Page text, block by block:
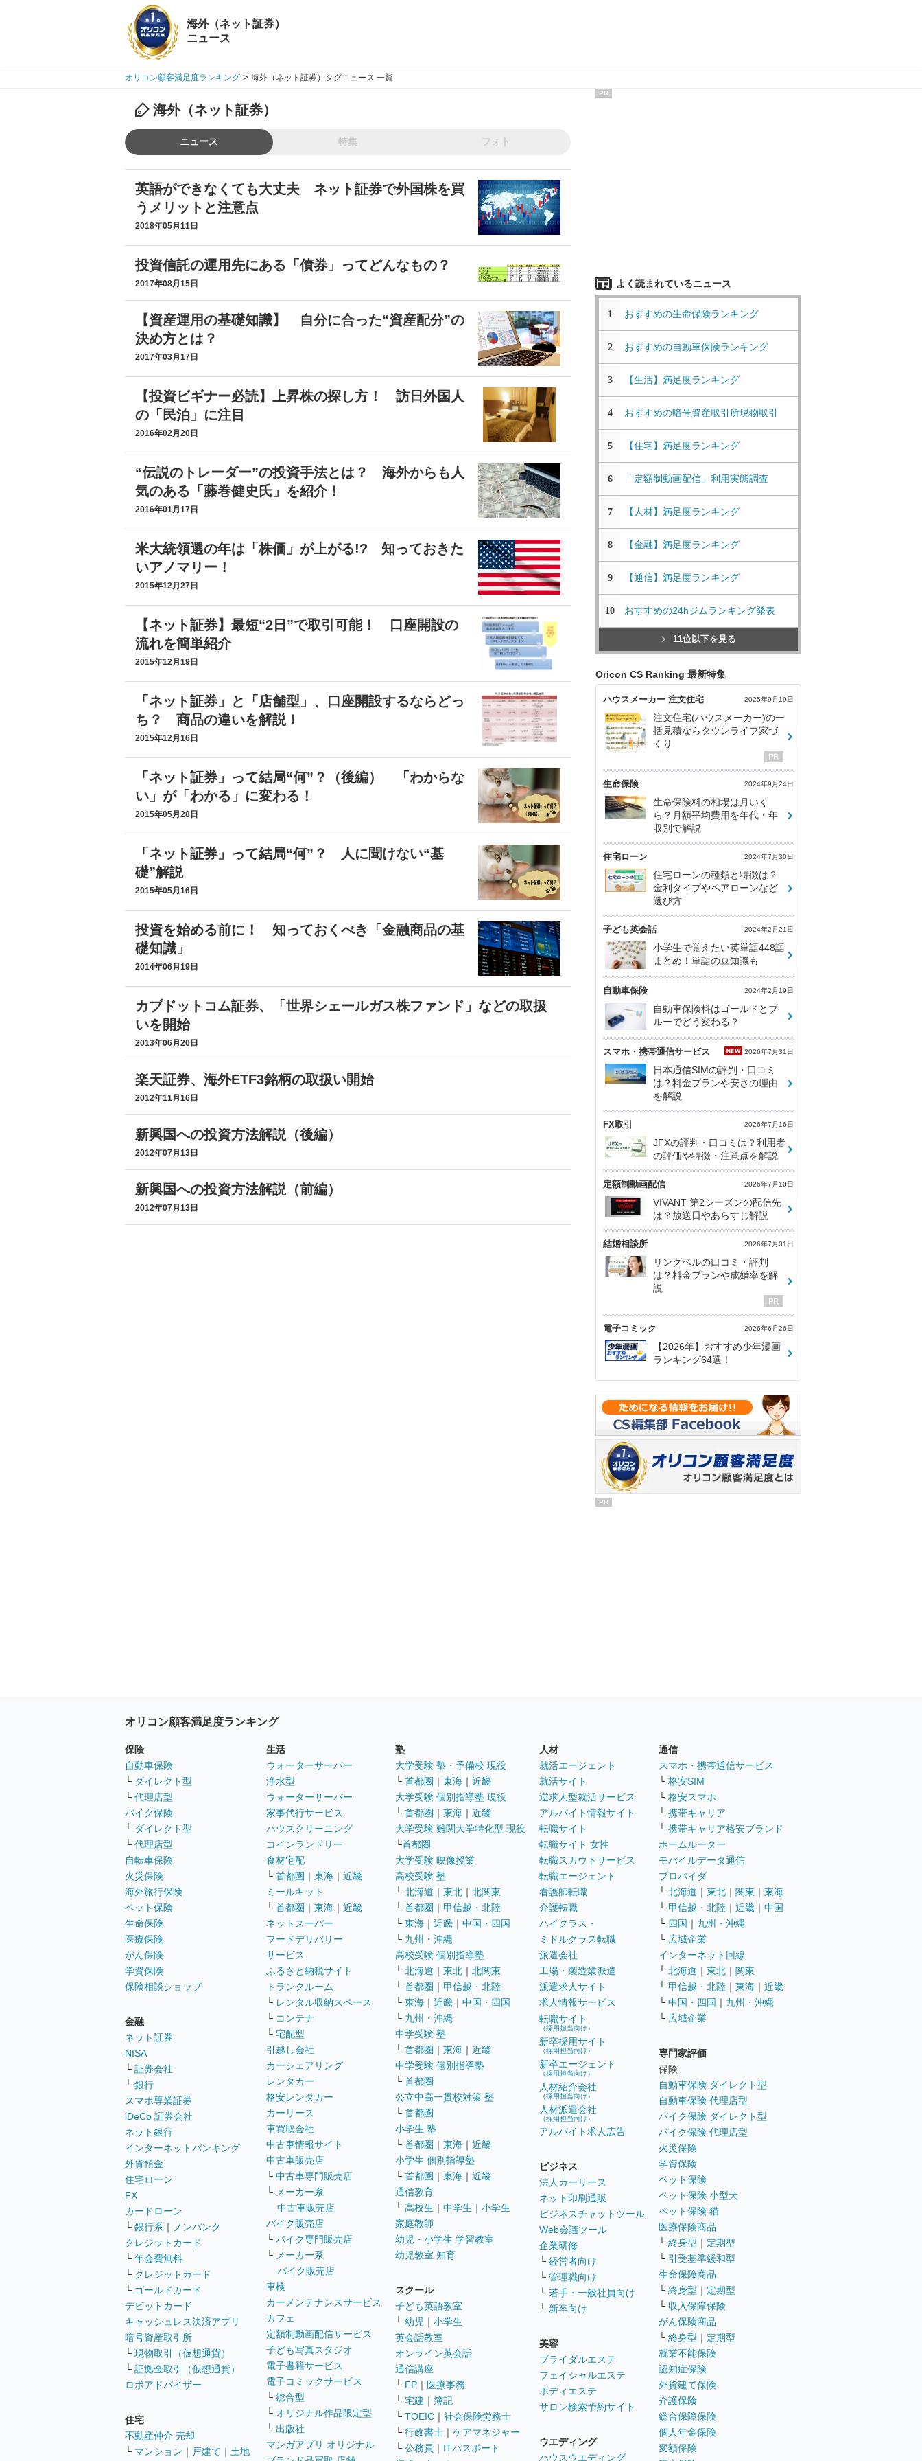
海外（ネット証券）
ニュース
オリコン顧客満足度ランキング > 海外（ネット証券）タグニュース 一覧
海外（ネット証券）
ニュース 特集 フォト
英語ができなくても大丈夫 ネット証券で外国株を買
うメリットと注意点
2018年05月11日
投資信託の運用先にある「債券」ってどんなもの？
2017年08月15日
【資産運用の基礎知識】 自分に合った“資産配分”の
決め方とは？
2017年03月17日
【投資ビギナー必読】上昇株の探し方！ 訪日外国人
の「民泊」に注目
2016年02月20日
“伝説のトレーダー”の投資手法とは？ 海外からも人
気のある「藤巻健史氏」を紹介！
2016年01月17日
米大統領選の年は「株価」が上がる!? 知っておきた
いアノマリー！
2015年12月27日
【ネット証券】最短“2日”で取引可能！ 口座開設の
流れを簡単紹介
2015年12月19日
「ネット証券」と「店舗型」、口座開設するならどっ
ち？ 商品の違いを解説！
2015年12月16日
「ネット証券」って結局“何”？（後編） 「わからな
い」が「わかる」に変わる！
2015年05月28日
「ネット証券」って結局“何”？ 人に聞けない“基
礎”解説
2015年05月16日
投資を始める前に！ 知っておくべき「金融商品の基
礎知識」
2014年06月19日
カブドットコム証券、「世界シェールガス株ファンド」などの取扱
いを開始
2013年06月20日
楽天証券、海外ETF3銘柄の取扱い開始
2012年11月16日
新興国への投資方法解説（後編）
2012年07月13日
新興国への投資方法解説（前編）
2012年07月13日
PR
よく読まれているニュース
1 おすすめの生命保険ランキング
2 おすすめの自動車保険ランキング
3 【生活】満足度ランキング
4 おすすめの暗号資産取引所現物取引
5 【住宅】満足度ランキング
6 「定額制動画配信」利用実態調査
7 【人材】満足度ランキング
8 【金融】満足度ランキング
9 【通信】満足度ランキング
10 おすすめの24hジムランキング発表
11位以下を見る
Oricon CS Ranking 最新特集
ハウスメーカー 注文住宅 2025年9月19日
注文住宅(ハウスメーカー)の一
括見積ならタウンライフ家づ
くり
生命保険 2024年9月24日
生命保険料の相場は月いく
ら？月額平均費用を年代・年
収別で解説
住宅ローン 2024年7月30日
住宅ローンの種類と特徴は？
金利タイプやペアローンなど
選び方
子ども英会話 2024年2月21日
小学生で覚えたい英単語448語
まとめ！単語の豆知識も
自動車保険 2024年2月19日
自動車保険料はゴールドとブ
ルーでどう変わる？
スマホ・携帯通信サービス 2026年7月31日
日本通信SIMの評判・口コミ
は？料金プランや安さの理由
を解説
FX取引 2026年7月16日
JFXの評判・口コミは？利用者
の評価や特徴・注意点を解説
定額制動画配信 2026年7月10日
VIVANT 第2シーズンの配信先
は？放送日やあらすじ解説
結婚相談所 2026年7月01日
リングベルの口コミ・評判
は？料金プランや成婚率を解
説
電子コミック 2026年6月26日
【2026年】おすすめ少年漫画
ランキング64選！
PR
オリコン顧客満足度ランキング
保険
自動車保険
└ ダイレクト型
└ 代理店型
バイク保険
└ ダイレクト型
└ 代理店型
自転車保険
火災保険
海外旅行保険
ペット保険
生命保険
医療保険
がん保険
学資保険
保険相談ショップ
金融
ネット証券
NISA
└ 証券会社
└ 銀行
スマホ専業証券
iDeCo 証券会社
ネット銀行
インターネットバンキング
外貨預金
住宅ローン
FX
カードローン
└ 銀行系 ｜
ノンバンク
クレジットカード
└ 年会費無料
└ クレジットカード
└ ゴールドカード
デビットカード
キャッシュレス決済アプリ
暗号資産取引所
└ 現物取引（仮想通貨）
└ 証拠金取引（仮想通貨）
ロボアドバイザー
住宅
不動産仲介 売却
└ マンション ｜ 戸建て ｜ 土地
生活
ウォーターサーバー
浄水型
ウォーターサーバー
家事代行サービス
ハウスクリーニング
コインランドリー
食材宅配
└ 首都圏 ｜ 東海 ｜ 近畿
ミールキット
└ 首都圏 ｜ 東海 ｜ 近畿
ネットスーパー
フードデリバリー
サービス
ふるさと納税サイト
トランクルーム
└ レンタル収納スペース
└ コンテナ
└ 宅配型
引越し会社
カーシェアリング
レンタカー
格安レンタカー
カーリース
車買取会社
中古車情報サイト
中古車販売店
└ 中古車専門販売店
└ メーカー系
中古車販売店
バイク販売店
└ バイク専門販売店
└ メーカー系
バイク販売店
車検
カーメンテナンスサービス
カフェ
定額制動画配信サービス
子ども写真スタジオ
電子書籍サービス
電子コミックサービス
└ 総合型
└ オリジナル作品限定型
└ 出版社
マンガアプリ オリジナル
塾
大学受験 塾・予備校 現役
└ 首都圏 ｜ 東海 ｜ 近畿
大学受験 個別指導塾 現役
└ 首都圏 ｜ 東海 ｜ 近畿
大学受験 難関大学特化型 現役
└首都圏
大学受験 映像授業
高校受験 塾
└ 北海道 ｜ 東北 ｜ 北関東
└ 首都圏 ｜ 甲信越・北陸
└ 東海 ｜ 近畿 ｜ 中国・四国
└ 九州・沖縄
高校受験 個別指導塾
└ 北海道 ｜ 東北 ｜ 北関東
└ 首都圏 ｜ 甲信越・北陸
└ 東海 ｜ 近畿 ｜ 中国・四国
└ 九州・沖縄
中学受験 塾
└ 首都圏 ｜ 東海 ｜ 近畿
中学受験 個別指導塾
└ 首都圏
公立中高一貫校対策 塾
└ 首都圏
小学生 塾
└ 首都圏 ｜ 東海 ｜ 近畿
小学生 個別指導塾
└ 首都圏 ｜ 東海 ｜ 近畿
通信教育
└ 高校生 ｜ 中学生 ｜ 小学生
家庭教師
幼児・小学生 学習教室
幼児教室 知育
スクール
子ども英語教室
└ 幼児 ｜ 小学生
英会話教室
オンライン英会話
通信講座
└ FP ｜ 医療事務
└ 宅建 ｜ 簿記
└ TOEIC ｜ 社会保険労務士
└ 行政書士 ｜ ケアマネジャー
└ 公務員 ｜ ITパスポート
人材
就活エージェント
就活サイト
逆求人型就活サービス
アルバイト情報サイト
転職サイト
転職サイト 女性
転職スカウトサービス
転職エージェント
看護師転職
介護転職
ハイクラス・
ミドルクラス転職
派遣会社
工場・製造業派遣
派遣求人サイト
求人情報サービス
転職サイト
（採用担当向け）
新卒採用サイト
（採用担当向け）
新卒エージェント
（採用担当向け）
人材紹介会社
（採用担当向け）
人材派遣会社
（採用担当向け）
アルバイト求人広告
ビジネス
法人カーリース
ネット印刷通販
ビジネスチャットツール
Web会議ツール
企業研修
└ 経営者向け
└ 管理職向け
└ 若手・一般社員向け
└ 新卒向け
美容
ブライダルエステ
フェイシャルエステ
ボディエステ
サロン検索予約サイト
ウエディング
ハウスウエディング
通信
スマホ・携帯通信サービス
└ 格安SIM
└ 格安スマホ
└ 携帯キャリア
└ 携帯キャリア格安ブランド
ホームルーター
モバイルデータ通信
プロバイダ
└ 北海道 ｜ 東北 ｜ 関東 ｜ 東海
└ 甲信越・北陸 ｜ 近畿 ｜ 中国
└ 四国 ｜ 九州・沖縄
└ 広域企業
インターネット回線
└ 北海道 ｜ 東北 ｜ 関東
└ 甲信越・北陸 ｜ 東海 ｜ 近畿
└ 中国・四国 ｜ 九州・沖縄
└ 広域企業
専門家評価
保険
自動車保険 ダイレクト型
自動車保険 代理店型
バイク保険 ダイレクト型
バイク保険 代理店型
火災保険
学資保険
ペット保険
ペット保険 小型犬
ペット保険 猫
医療保険商品
└ 終身型 ｜ 定期型
└ 引受基準緩和型
生命保険商品
└ 終身型 ｜ 定期型
└ 収入保障保険
がん保険商品
└ 終身型 ｜ 定期型
就業不能保険
認知症保険
外貨建て保険
介護保険
総合保障保険
個人年金保険
変額保険